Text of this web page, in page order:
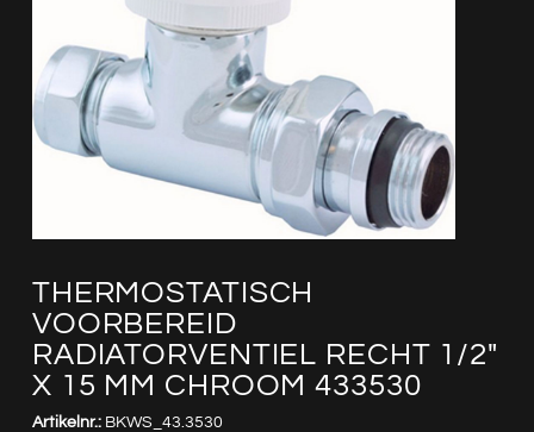
THERMOSTATISCH
VOORBEREID
RADIATORVENTIEL RECHT 1/2″
X 15 MM CHROOM 433530
Artikelnr.: BKWS_43.3530